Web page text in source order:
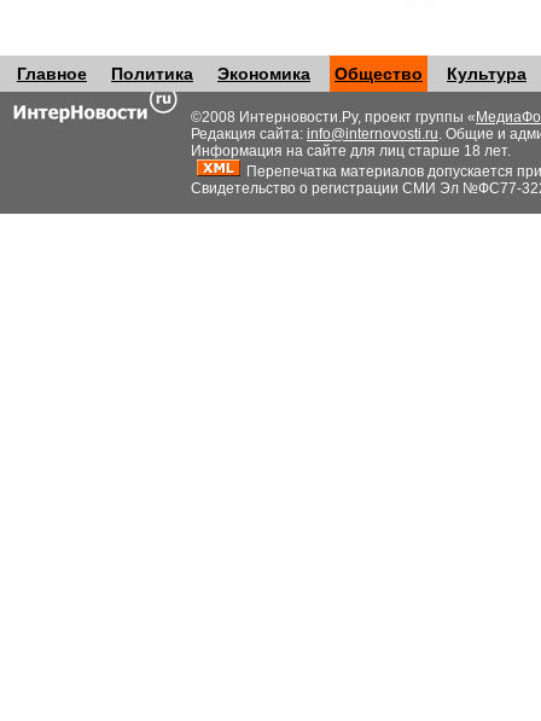
Главное Политика Экономика Общество Культура
©2008 Интерновости.Ру, проект группы «
Редакция сайта: info@internovosti.ru. Общие и
Информация на сайте для лиц старше 18 лет.
Перепечатка материалов допускается
Свидетельство о регистрации СМИ Эл №ФС77-